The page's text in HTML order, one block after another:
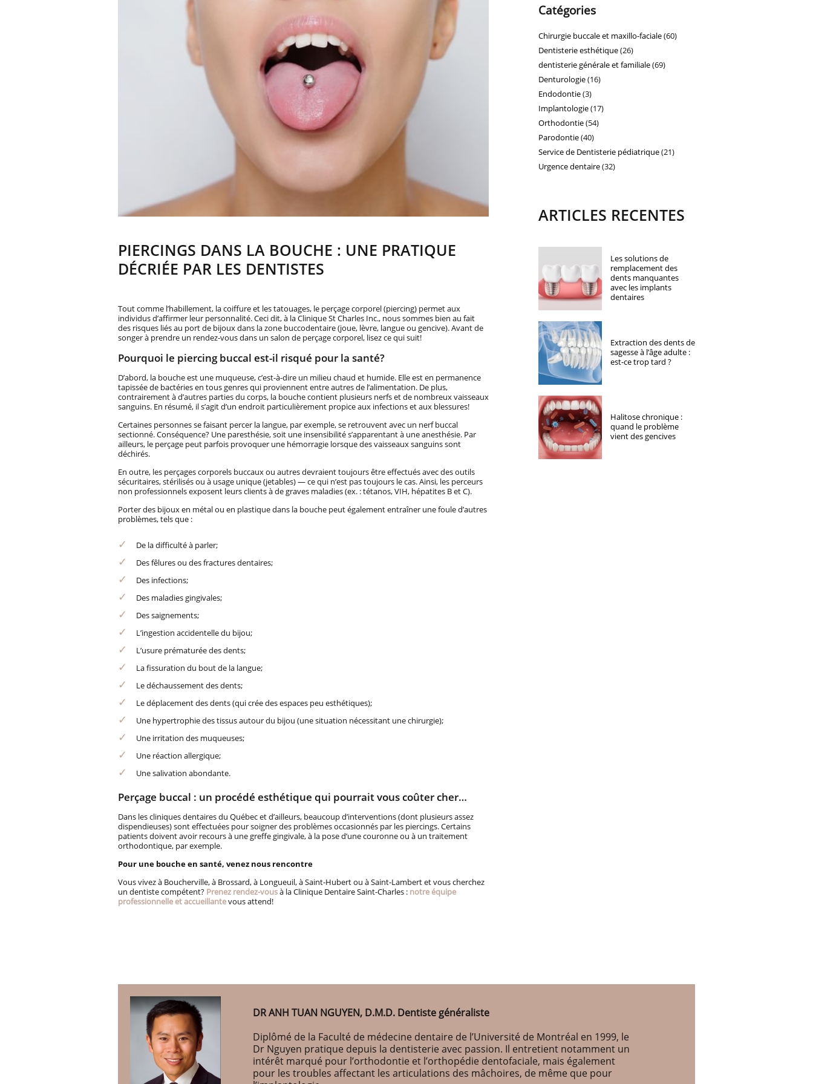
PIERCINGS DANS LA BOUCHE : UNE PRATIQUE
DÉCRIÉE PAR LES DENTISTES
Tout comme l’habillement, la coiffure et les tatouages, le perçage corporel (piercing) permet aux
individus d’affirmer leur personnalité. Ceci dit, à la Clinique St Charles Inc., nous sommes bien au fait
des risques liés au port de bijoux dans la zone buccodentaire (joue, lèvre, langue ou gencive). Avant de
songer à prendre un rendez-vous dans un salon de perçage corporel, lisez ce qui suit!
Pourquoi le piercing buccal est-il risqué pour la santé?
D’abord, la bouche est une muqueuse, c’est-à-dire un milieu chaud et humide. Elle est en permanence
tapissée de bactéries en tous genres qui proviennent entre autres de l’alimentation. De plus,
contrairement à d’autres parties du corps, la bouche contient plusieurs nerfs et de nombreux vaisseaux
sanguins. En résumé, il s’agit d’un endroit particulièrement propice aux infections et aux blessures!
Certaines personnes se faisant percer la langue, par exemple, se retrouvent avec un nerf buccal
sectionné. Conséquence? Une paresthésie, soit une insensibilité s’apparentant à une anesthésie. Par
ailleurs, le perçage peut parfois provoquer une hémorragie lorsque des vaisseaux sanguins sont
déchirés.
En outre, les perçages corporels buccaux ou autres devraient toujours être effectués avec des outils
sécuritaires, stérilisés ou à usage unique (jetables) — ce qui n’est pas toujours le cas. Ainsi, les perceurs
non professionnels exposent leurs clients à de graves maladies (ex. : tétanos, VIH, hépatites B et C).
Porter des bijoux en métal ou en plastique dans la bouche peut également entraîner une foule d’autres
problèmes, tels que :
De la difficulté à parler;
Des fêlures ou des fractures dentaires;
Des infections;
Des maladies gingivales;
Des saignements;
L’ingestion accidentelle du bijou;
L’usure prématurée des dents;
La fissuration du bout de la langue;
Le déchaussement des dents;
Le déplacement des dents (qui crée des espaces peu esthétiques);
Une hypertrophie des tissus autour du bijou (une situation nécessitant une chirurgie);
Une irritation des muqueuses;
Une réaction allergique;
Une salivation abondante.
Perçage buccal : un procédé esthétique qui pourrait vous coûter cher…
Dans les cliniques dentaires du Québec et d’ailleurs, beaucoup d’interventions (dont plusieurs assez
dispendieuses) sont effectuées pour soigner des problèmes occasionnés par les piercings. Certains
patients doivent avoir recours à une greffe gingivale, à la pose d’une couronne ou à un traitement
orthodontique, par exemple.
Pour une bouche en santé, venez nous rencontre
Vous vivez à Boucherville, à Brossard, à Longueuil, à Saint-Hubert ou à Saint-Lambert et vous cherchez
un dentiste compétent? Prenez rendez-vousà la Clinique Dentaire Saint-Charles : notre équipe
professionnelle et accueillantevous attend!
Catégories
Chirurgie buccale et maxillo-faciale(60)
Dentisterie esthétique(26)
dentisterie générale et familiale(69)
Denturologie(16)
Endodontie(3)
Implantologie(17)
Orthodontie(54)
Parodontie(40)
Service de Dentisterie pédiatrique(21)
Urgence dentaire(32)
ARTICLES RECENTES
Les solutions de
remplacement des
dents manquantes
avec les implants
dentaires
Extraction des dents de
sagesse à l’âge adulte :
est-ce trop tard ?
Halitose chronique :
quand le problème
vient des gencives
DR ANH TUAN NGUYEN, D.M.D. Dentiste généraliste
Diplômé de la Faculté de médecine dentaire de l’Université de Montréal en 1999, le
Dr Nguyen pratique depuis la dentisterie avec passion. Il entretient notamment un
intérêt marqué pour l’orthodontie et l’orthopédie dentofaciale, mais également
pour les troubles affectant les articulations des mâchoires, de même que pour